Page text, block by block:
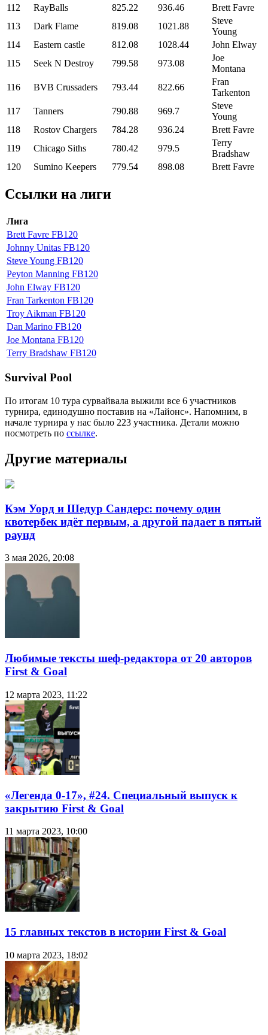
112
RayBalls 825.22 936.46
Brett Favre
113
Dark Flame 819.08 1021.88
Steve
Young
114
Eastern castle 812.08 1028.44
John Elway
115
Seek N Destroy 799.58 973.08
Joe
Montana
116
BVB Crussaders 793.44 822.66
Fran
Tarkenton
117
Tanners 790.88 969.7
Steve
Young
118
Rostov Chargers 784.28 936.24
Brett Favre
119
Chicago Siths 780.42 979.5
Terry
Bradshaw
120
Sumino Keepers 779.54 898.08 Brett Favre
Ссылки на лиги
Лига
Brett Favre FB120
Johnny Unitas FB120
Steve Young FB120
Peyton Manning FB120
John Elway FB120
Fran Tarkenton FB120
Troy Aikman FB120
Dan Marino FB120
Joe Montana FB120
Terry Bradshaw FB120
Survival Pool
По итогам 10 тура сурвайвала выжили все 6 участников
турнира, единодушно поставив на «Лайонс». Напомним, в
начале турнира у нас было 223 участника. Детали можно
посмотреть по ссылке.
Другие материалы
Кэм Уорд и Шедур Сандерс: почему один
квотербек идёт первым, а другой падает в пятый
раунд
3 мая 2026, 20:08
Любимые тексты шеф-редактора от 20 авторов
First & Goal
12 марта 2023, 11:22
«Легенда 0-17», #24. Специальный выпуск к
закрытию First & Goal
11 марта 2023, 10:00
15 главных текстов в истории First & Goal
10 марта 2023, 18:02